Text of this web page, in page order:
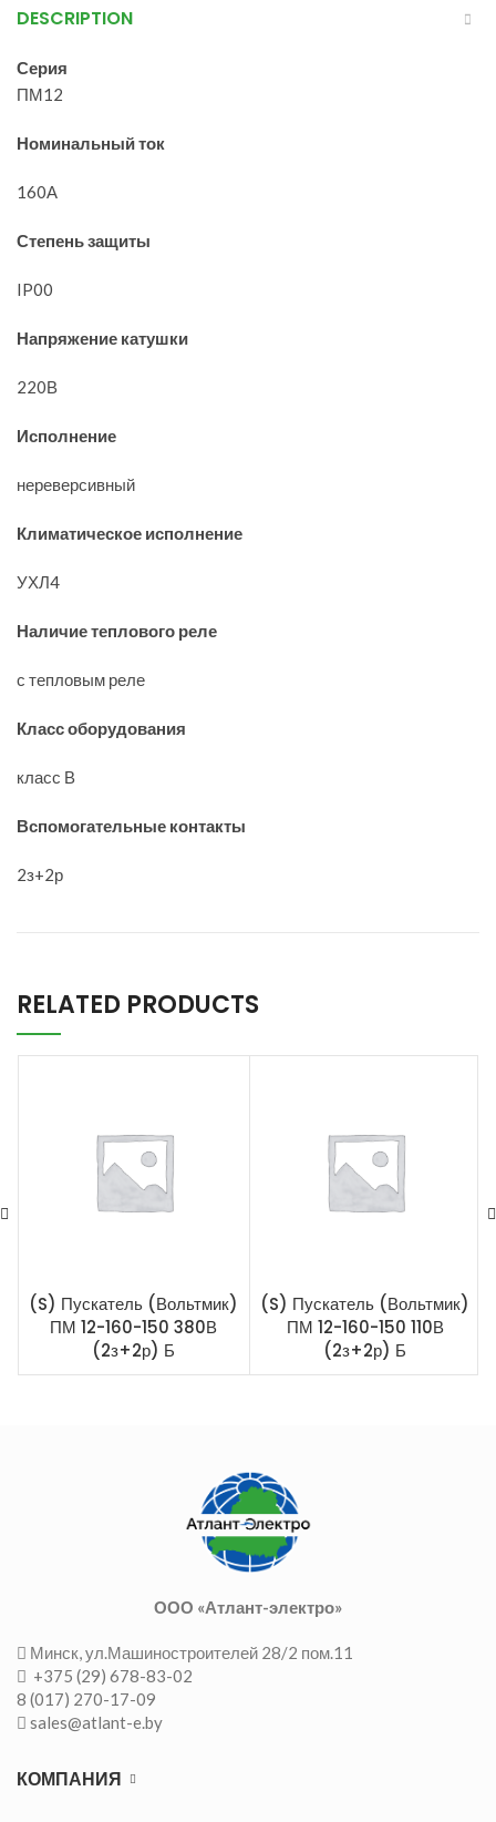
DESCRIPTION
Серия
ПМ12
Номинальный ток
160А
Степень защиты
IP00
Напряжение катушки
220В
Исполнение
нереверсивный
Климатическое исполнение
УХЛ4
Наличие теплового реле
с тепловым реле
Класс оборудования
класс В
Вспомогательные контакты
2з+2р
RELATED PRODUCTS
(S) Пускатель (Вольтмик)
ПМ 12-160-150 380В
(2з+2р) Б
(S) Пускатель (Вольтмик)
ПМ 12-160-150 110В
(2з+2р) Б
ООО «Атлант-электро»
Минск, ул.Машиностроителей 28/2 пом.11
+375 (29) 678-83-02
8 (017) 270-17-09
sales@atlant-e.by
КОМПАНИЯ